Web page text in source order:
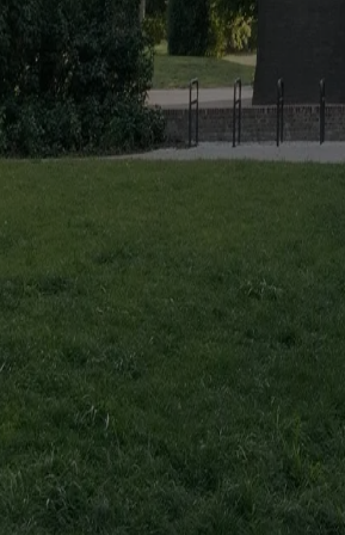
anche...
il cortile urbanoAmedeo Legnani
un complesso residenziale esistente
del retrofit a Melbourne
Simon
mette in discussione un modello che
di Barozzi Veiga
laterizio riciclato costruiscono una
Platforfm
AccessibilitàHearst.it Abbonationline.it
– Alessandro Valenti
ITALIA SPA P. IVA